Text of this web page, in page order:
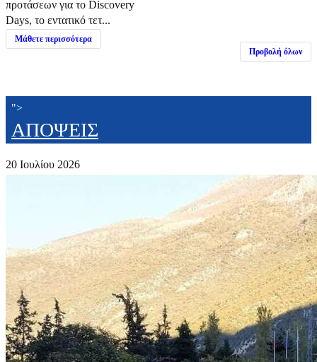
προτάσεων για το Discovery
Days, το εντατικό τετ...
Μάθετε περισσότερα
Προβολή όλων
">
ΑΠΟΨΕΙΣ
20 Ιουλίου 2026